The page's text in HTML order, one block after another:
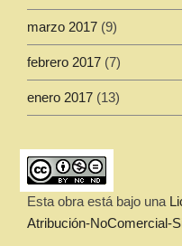
marzo 2017 (9)
febrero 2017 (7)
enero 2017 (13)
Esta obra está bajo una
Atribución-NoComercial-